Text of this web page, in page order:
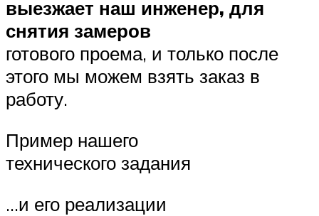
выезжает наш инженер, для
снятия замеров
готового проема, и только после
этого мы можем взять заказ в
работу.
Пример нашего
технического задания
…и его реализации